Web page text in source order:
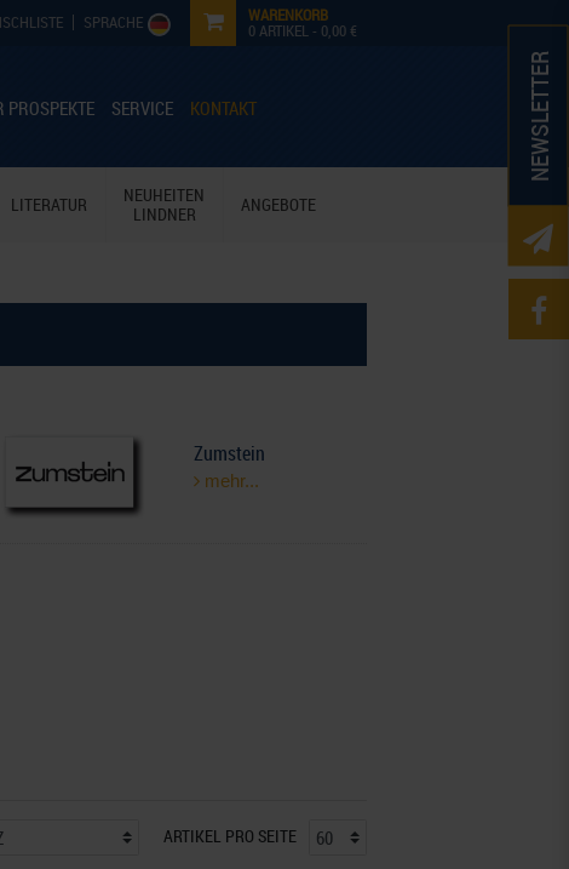
SPRACHE WARENKORB
0ARTIKEL - 0,00 €
PROSPEKTE SERVICE KONTAKT NEWSLETTER
LITERATUR
NEUHEITEN
LINDNER
ANGEBOTE
Zumstein
mehr...
ARTIKEL PRO SEITE